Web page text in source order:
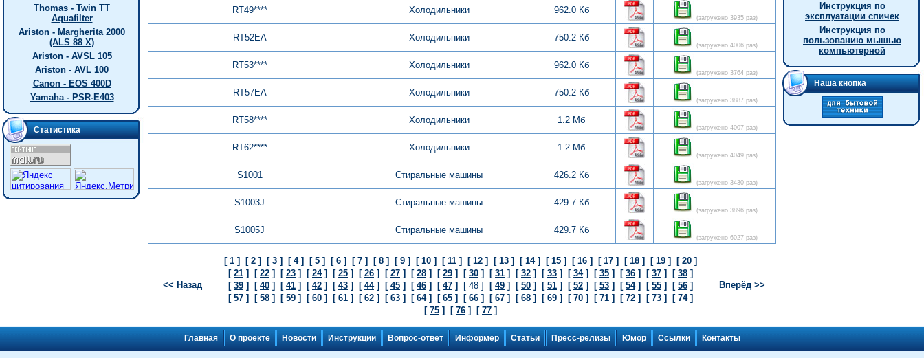
Thomas - Twin TT
Aquafilter
Ariston - Margherita 2000
(ALS 88 X)
Ariston - AVSL 105
Ariston - AVL 100
Canon - EOS 400D
Yamaha - PSR-E403
Статистика
RT49**** Холодильники 962.0 Кб
(загружено 3935 раз)
RT52EA Холодильники 750.2 Кб
(загружено 4006 раз)
RT53**** Холодильники 962.0 Кб
(загружено 3764 раз)
RT57EA Холодильники 750.2 Кб
(загружено 3887 раз)
RT58**** Холодильники 1.2 Мб
(загружено 4007 раз)
RT62**** Холодильники 1.2 Мб
(загружено 4049 раз)
S1001 Стиральные машины 426.2 Кб
(загружено 3430 раз)
S1003J Стиральные машины 429.7 Кб
(загружено 3896 раз)
S1005J Стиральные машины 429.7 Кб
(загружено 6027 раз)
<< Назад
[ 1 ] [ 2 ] [ 3 ] [ 4] [ 5 ] [ 6 ] [ 7 ] [ 8 ] [ 9 ] [ 10 ] [ 11 ] [ 12 ] [ 13 ] [ 14] [ 15 ] [ 16 ] [ 17 ] [ 18 ] [ 19 ] [ 20 ]
[ 21 ] [ 22 ] [ 23 ] [ 24] [ 25 ] [ 26 ] [ 27 ] [ 28 ] [ 29 ] [ 30 ] [ 31 ] [ 32 ] [ 33 ] [ 34] [ 35 ] [ 36 ] [ 37 ] [ 38 ]
[ 39 ] [ 40 ] [ 41 ] [ 42 ] [ 43 ] [ 44] [ 45 ] [ 46 ] [ 47 ] [ 48 ] [ 49 ] [ 50 ] [ 51 ] [ 52 ] [ 53 ] [ 54] [ 55 ] [ 56 ]
[ 57 ] [ 58 ] [ 59 ] [ 60 ] [ 61 ] [ 62 ] [ 63 ] [ 64] [ 65 ] [ 66 ] [ 67 ] [ 68 ] [ 69 ] [ 70 ] [ 71 ] [ 72 ] [ 73 ] [ 74]
[ 75 ] [ 76 ] [ 77 ]
Вперёд >>
Инструкция по
эксплуатации спичек
Инструкция по
пользованию мышью
компьютерной
Наша кнопка
Главная О проекте Новости Инструкции Вопрос-ответ Информер Статьи Пресс-релизы Юмор Ссылки Контакты